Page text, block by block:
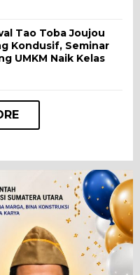
Tao Toba Joujou
Kondusif, Seminar
UMKM Naik Kelas